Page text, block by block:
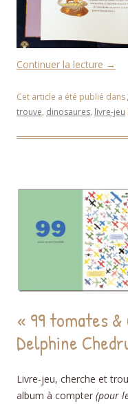
Continuer la lecture →
Cet article a été publié dans
trouve, dinosaures, livre-jeu
« 99 tomates
Delphine
Livre-jeu, cherche et
album à compter (pour